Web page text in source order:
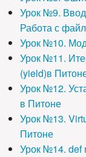
Урок №9.
Работа с
Урок №10.
Урок №11.
(yield)в
Урок №12.
в Питоне
Урок №13.
Питоне
Урок №14. def